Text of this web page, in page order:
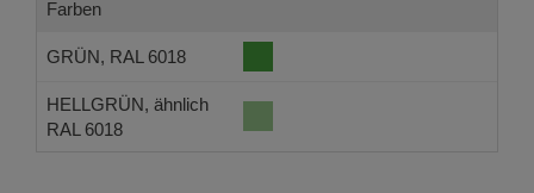
Farben
GRÜN, RAL 6018
HELLGRÜN, ähnlich
RAL 6018